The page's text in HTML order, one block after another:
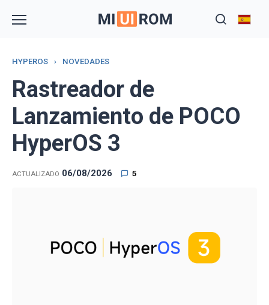
HYPEROS › NOVEDADES
Rastreador de
Lanzamiento de POCO
HyperOS 3
ACTUALIZADO 06/08/2026 5